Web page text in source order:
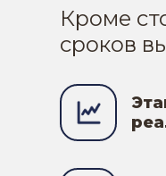
Кроме
сроков